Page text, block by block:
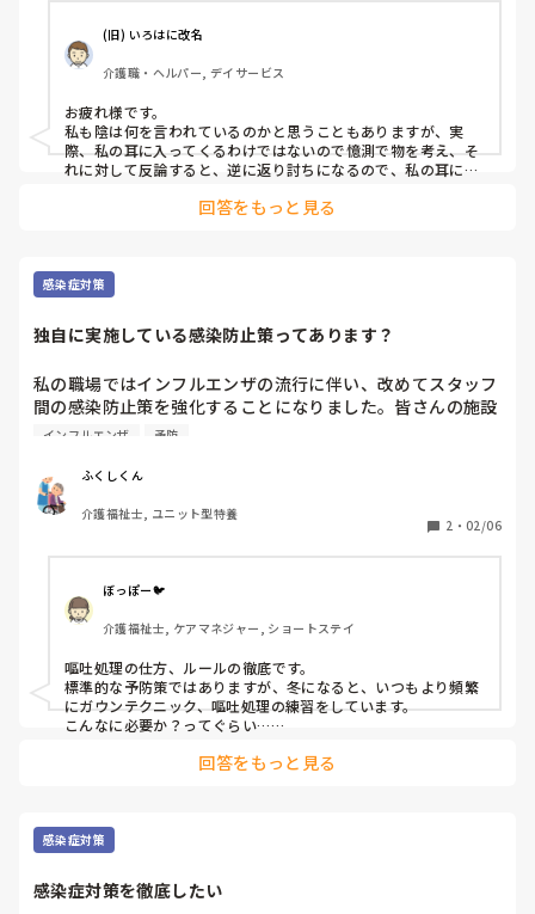
たまたま昨日の夜勤で、高確率で日勤休む人がいて。その日
休んでも夜勤は絶対出てくる人。理由が夜勤で生活リズムが
崩れて朝起きれなくて仕事出られない？みたいな感じらしく
て。でも、仕事お休みしますの電話は朝の6時半とか早い時
間に電話あるらしくて。朝起きれないのにその時間に電話は
できるの？みたいな話になって。やっぱ普段の仕事に対する
姿勢というか行いというか大事なんだなって思ってしまっ
(旧) いろはに改名
介護職・ヘルパー, デイサービス
お疲れ様です。
私も陰は何を言われているのかと思うこともありますが、実
際、私の耳に入ってくるわけではないので憶測で物を考え、そ
れに対して反論すると、逆に返り討ちになるので、私の耳に入
なことがあれば反省すべきは反省しますが、とんでもない考え
こういう言い方をすると、そんなに事を改めてという人もいる
でしょうが 、やっていないことに対して陰で色々言われている
と私の信用にも関わるのできちんとすべきことはきちんとすべ
きと私は思っていますけどね。
回答をもっと見る
感染症対策
独自に実施している感染防止策ってあります？
私の職場ではインフルエンザの流行に伴い、改めてスタッフ
間の感染防止策を強化することになりました。皆さんの施設
では、標準予防策以外に独自に実施しているルールや工夫な
インフルエンザ 予防
ふくしくん
介護福祉士, ユニット型特養
2 ・ 02/06
ぼっぽー🐦
介護福祉士, ケアマネジャー, ショートステイ
嘔吐処理の仕方、ルールの徹底です。
標準的な予防策ではありますが、冬になると、いつもより頻繁
にガウンテクニック、嘔吐処理の練習をしています。
こんなに必要か？ってぐらい…
す。
ということで、職員間でも具合が悪そうな人は、「休んで
て！」と言って休憩室に連れて行き隔離する人、飲み物を渡す
回答をもっと見る
感染症対策
感染症対策を徹底したい